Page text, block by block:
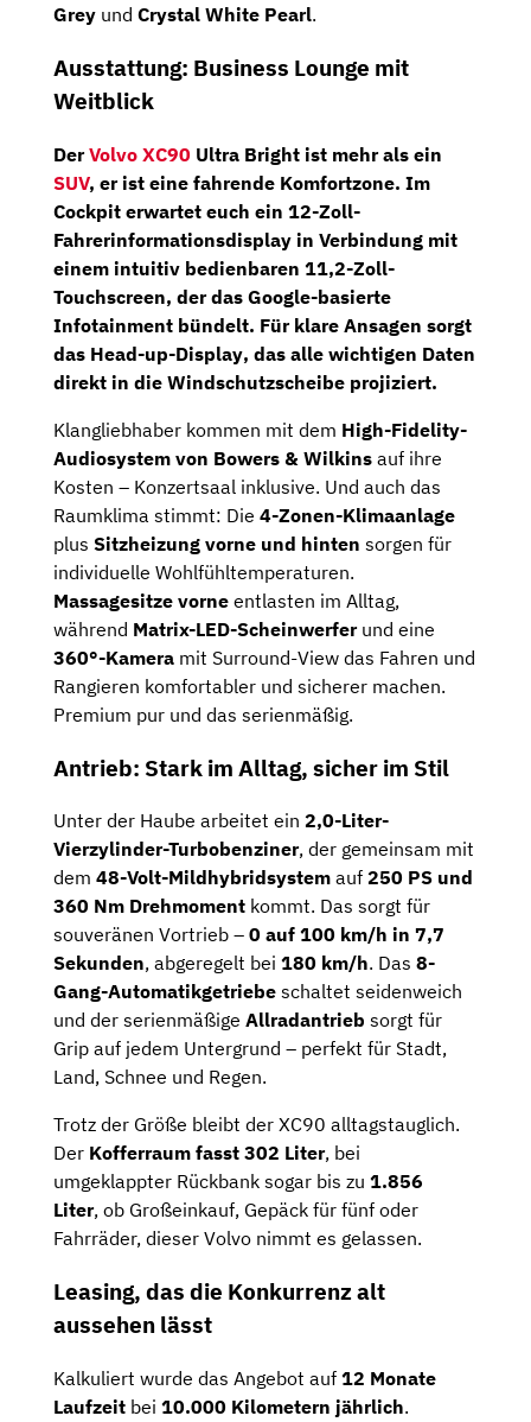
Grey und Crystal White Pearl.
Ausstattung: Business Lounge mit
Weitblick
DerVolvo XC90 Ultra Bright ist mehr als ein
SUV, er ist eine fahrende Komfortzone. Im
Cockpit erwartet euch ein 12-Zoll-
Fahrerinformationsdisplay in Verbindung mit
einem intuitiv bedienbaren 11,2-Zoll-
Touchscreen, der das Google-basierte
Infotainment bündelt. Für klare Ansagen sorgt
das Head-up-Display, das alle wichtigen Daten
direkt in die Windschutzscheibe projiziert.
Klangliebhaber kommen mit dem High-Fidelity-
Audiosystem von Bowers & Wilkins auf ihre
Kosten – Konzertsaal inklusive. Und auch das
Raumklima stimmt: Die 4-Zonen-Klimaanlage
plus Sitzheizung vorne und hinten sorgen für
individuelle Wohlfühltemperaturen.
Massagesitze vorne entlasten im Alltag,
während Matrix-LED-Scheinwerferund eine
360°-Kamera mit Surround-View das Fahren und
Rangieren komfortabler und sicherer machen.
Premium pur und das serienmäßig.
Antrieb: Stark im Alltag, sicher im Stil
Unter der Haube arbeitet ein 2,0-Liter-
Vierzylinder-Turbobenziner, der gemeinsam mit
dem 48-Volt-Mildhybridsystem auf 250 PS und
360 Nm Drehmoment kommt. Das sorgt für
souveränen Vortrieb – 0 auf 100 km/h in 7,7
Sekunden, abgeregelt bei 180 km/h. Das 8-
Gang-Automatikgetriebe schaltet seidenweich
und der serienmäßige Allradantrieb sorgt für
Grip auf jedem Untergrund – perfekt für Stadt,
Land, Schnee und Regen.
Trotz der Größe bleibt der XC90 alltagstauglich.
Der Kofferraum fasst 302 Liter, bei
umgeklappter Rückbank sogar bis zu 1.856
Liter, ob Großeinkauf, Gepäck für fünf oder
Fahrräder, dieser Volvo nimmt es gelassen.
Leasing, das die Konkurrenz alt
aussehen lässt
Kalkuliert wurde das Angebot auf 12 Monate
Laufzeit bei 10.000 Kilometern jährlich.